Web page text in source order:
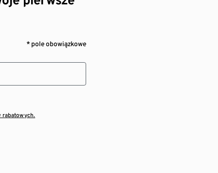
* pole obowiązkowe
rabatowych.